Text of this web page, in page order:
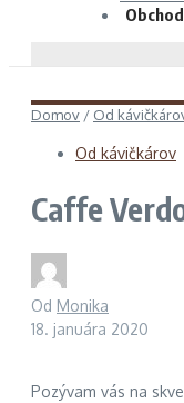
Domov / Od
Od kávičkárov
Caffe
Od Monika
18. januára 2020
Pozývam vás na